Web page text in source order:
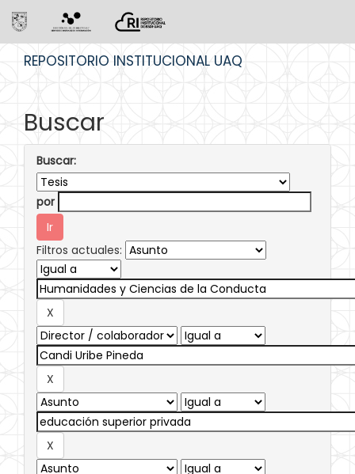
REPOSITORIO INSTITUCIONAL UAQ
Buscar
Buscar:
por
Filtros actuales: